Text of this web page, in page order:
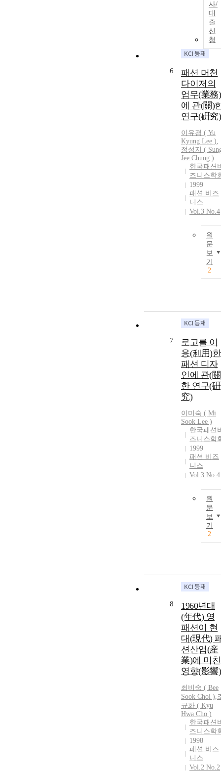
사/
대
출
신
청
6
패션 머천
다이저의
업무(業務)
에 관(關)
연구(硏究)
이유경 ( Yu
Kyung Lee ),
정성지 (
Jee Chung )
한국패션
즈니스학
1999
패션 비즈
니스
Vol.3 No.4
원
문
보
기
2
7
로고를 이
용(利用)한
패션 디자
인에 관(
한 연구(硏
究)
이미숙 ( Mi
Sook Lee )
한국패션
즈니스학
1999
패션 비즈
니스
Vol.3 No.4
원
문
보
기
2
8
1960년대
(年代) 영
패션이 현
대(現代)
션산업(産
業)에 미친
영향(影響)
최비숙 ( Bee
Sook Choi ),
규화 ( Kyu
Hwa Cho )
한국패션
즈니스학
1998
패션 비즈
니스
Vol.2 No.2